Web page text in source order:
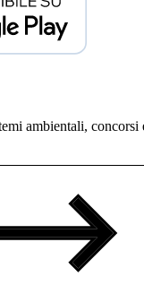
ambientali, concorsi